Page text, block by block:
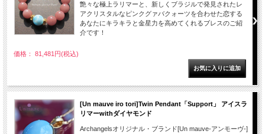
艶々な極上ラリマーと、新しくブラジルで発見されたレ
アクリスタルなピンクグァバクォーツを合わせた恋する
あなたにキラキラと金星力を高めてくれるブレスのご紹
介です！
価格： 81,481円(税込)
[Un mauve iro tori]Twin Pendant「Support」 アイスラ
リマーwithダイヤモンド
Archangelsオリジナル・ブランド[Un mauve-アンモーヴ-]